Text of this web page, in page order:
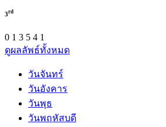
3rd
0 1 3 5 4 1
ดูผลลัพธ์ทั้งหมด
วันจันทร์
วันอังคาร
วันพุธ
วันพฤหัสบดี